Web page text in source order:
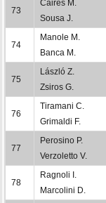
73
Caires M.
Sousa J.
74
Manole M.
Banca M.
75
László Z.
Zsiros G.
76
Tiramani C.
Grimaldi F.
77
Perosino P.
Verzoletto V.
78
Ragnoli I.
Marcolini D.